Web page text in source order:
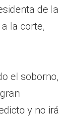
de la
la corte,
el soborno,
y no irá